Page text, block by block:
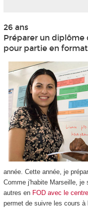
26 ans
Préparer un
pour partie en
année. Cette année, je
Comme j'habite Marseille, je
autres en FOD avec le
permet de suivre les cours à